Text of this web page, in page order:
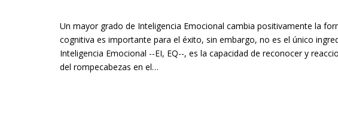
Un mayor grado de Inteligencia Emocional cambia positivamente la
cognitiva es importante para el éxito, sin embargo, no es el único
Inteligencia Emocional --EI, EQ--, es la capacidad de reconocer y
del rompecabezas en el…